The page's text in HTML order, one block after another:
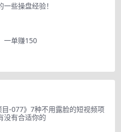
些操盘经验！
一单赚150
目-077》7种不用露脸的短视频项
没有合适你的